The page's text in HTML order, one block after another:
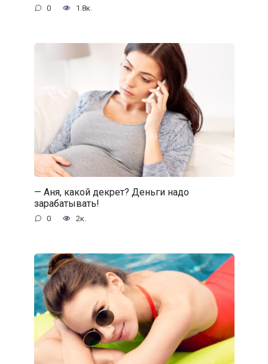
0 1.8к.
— Аня, какой декрет? Деньги надо
зарабатывать!
0 2к.